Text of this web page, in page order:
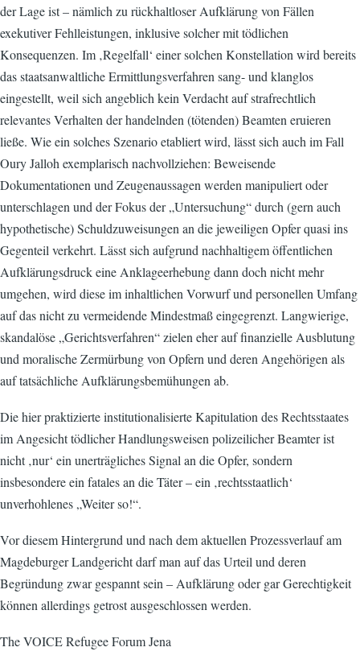
der Lage ist – nämlich zu rückhaltloser Aufklärung von Fällen
exekutiver Fehlleistungen, inklusive solcher mit tödlichen
Konsequenzen. Im ‚Regelfall‘ einer solchen Konstellation wird bereits
das staatsanwaltliche Ermittlungsverfahren sang- und klanglos
eingestellt, weil sich angeblich kein Verdacht auf strafrechtlich
relevantes Verhalten der handelnden (tötenden) Beamten eruieren
ließe. Wie ein solches Szenario etabliert wird, lässt sich auch im Fall
Oury Jalloh exemplarisch nachvollziehen: Beweisende
Dokumentationen und Zeugenaussagen werden manipuliert oder
unterschlagen und der Fokus der „Untersuchung“ durch (gern auch
hypothetische) Schuldzuweisungen an die jeweiligen Opfer quasi ins
Gegenteil verkehrt. Lässt sich aufgrund nachhaltigem öffentlichen
Aufklärungsdruck eine Anklageerhebung dann doch nicht mehr
umgehen, wird diese im inhaltlichen Vorwurf und personellen Umfang
auf das nicht zu vermeidende Mindestmaß eingegrenzt. Langwierige,
skandalöse „Gerichtsverfahren“ zielen eher auf finanzielle Ausblutung
und moralische Zermürbung von Opfern und deren Angehörigen als
auf tatsächliche Aufklärungsbemühungen ab.
Die hier praktizierte institutionalisierte Kapitulation des Rechtsstaates
im Angesicht tödlicher Handlungsweisen polizeilicher Beamter ist
nicht ‚nur‘ ein unerträgliches Signal an die Opfer, sondern
insbesondere ein fatales an die Täter – ein ‚rechtsstaatlich‘
unverhohlenes „Weiter so!“.
Vor diesem Hintergrund und nach dem aktuellen Prozessverlauf am
Magdeburger Landgericht darf man auf das Urteil und deren
Begründung zwar gespannt sein – Aufklärung oder gar Gerechtigkeit
können allerdings getrost ausgeschlossen werden.
The VOICE Refugee Forum Jena